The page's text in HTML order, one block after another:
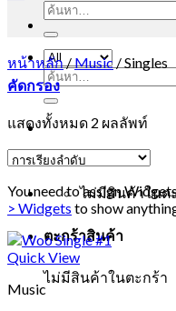
ค้นหา:
ไม่มีสินค้าในต
ตะกร้าสินค้า
ไม่มีสินค้าในตะกร้า
ค้นหา:
หน้าหลัก/Music /Singles
คัดกรอง
แสดงทั้งหมด 2 ผลลัพท์
You need to assign
> Widgets to show
Quick View
Music